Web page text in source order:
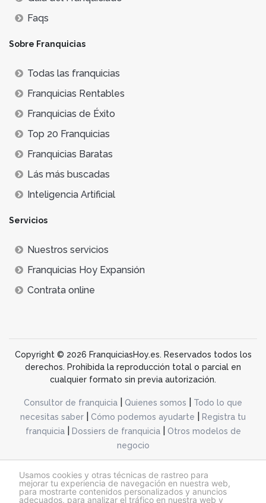
Usamos cookies y otras técnicas de rastreo para
mejorar tu experiencia de navegación en nuestra web,
para mostrarte contenidos personalizados y anuncios
adecuados, para analizar el tráfico en nuestra web y
Faqs
Sobre Franquicias
Todas las franquicias
Franquicias Rentables
Franquicias de Éxito
Top 20 Franquicias
Franquicias Baratas
Lás más buscadas
Inteligencia Artificial
Servicios
Nuestros servicios
Franquicias Hoy Expansión
Contrata online
Copyright © 2026 FranquiciasHoy.es. Reservados todos los
derechos. Prohibida la reproducción total o parcial en
cualquier formato sin previa autorización.
Consultor de franquicia Quienes somos
Todo lo que
necesitas saber
Cómo podemos ayudarte
Registra tu
franquicia| Dossiers de franquicia|
Otros modelos de
negocio
@franquiciashoy.es |Aviso legal| Política de cookies|Política de privacidad